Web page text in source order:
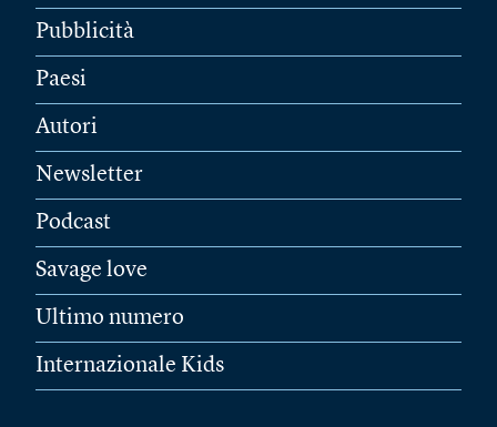
Pubblicità
Paesi
Autori
Newsletter
Podcast
Savage love
Ultimo numero
Internazionale Kids